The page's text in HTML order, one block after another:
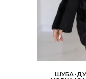
ШУБА-